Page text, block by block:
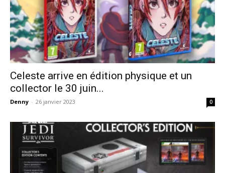
Celeste arrive en édition physique et un
collector le 30 juin...
Denny - 26 janvier 2023 0